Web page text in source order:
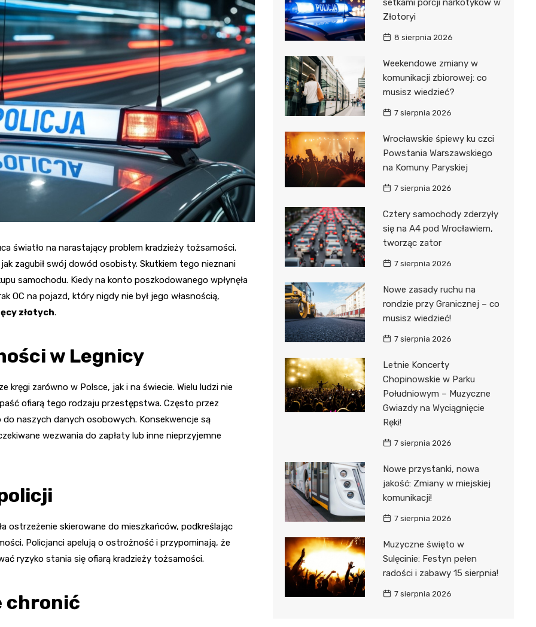
Fryzjer
Kino
Poczta
światło na narastający problem kradzieży tożsamości.
zagubił swój dowód osobisty. Skutkiem tego nieznani
samochodu. Kiedy na konto poszkodowanego wpłynęła
OC na pojazd, który nigdy nie był jego własnością,
złotych.
w Legnicy
zarówno w Polsce, jak i na świecie. Wielu ludzi nie
ofiarą tego rodzaju przestępstwa. Często przez
naszych danych osobowych. Konsekwencje są
wezwania do zapłaty lub inne nieprzyjemne
ostrzeżenie skierowane do mieszkańców, podkreślając
Policjanci apelują o ostrożność i przypominają, że
ryzyko stania się ofiarą kradzieży tożsamości.
chronić
setkami porcji narkotyków w
Złotoryi
8 sierpnia 2026
Weekendowe zmiany w
komunikacji zbiorowej: co
musisz wiedzieć?
7 sierpnia 2026
Wrocławskie śpiewy ku czci
Powstania Warszawskiego
na Komuny Paryskiej
7 sierpnia 2026
Cztery samochody zderzyły
się na A4 pod Wrocławiem,
tworząc zator
7 sierpnia 2026
Nowe zasady ruchu na
rondzie przy Granicznej – co
musisz wiedzieć!
7 sierpnia 2026
Letnie Koncerty
Chopinowskie w Parku
Południowym – Muzyczne
Gwiazdy na Wyciągnięcie
Ręki!
7 sierpnia 2026
Nowe przystanki, nowa
jakość: Zmiany w miejskiej
komunikacji!
7 sierpnia 2026
Muzyczne święto w
Sulęcinie: Festyn pełen
radości i zabawy 15 sierpnia!
7 sierpnia 2026